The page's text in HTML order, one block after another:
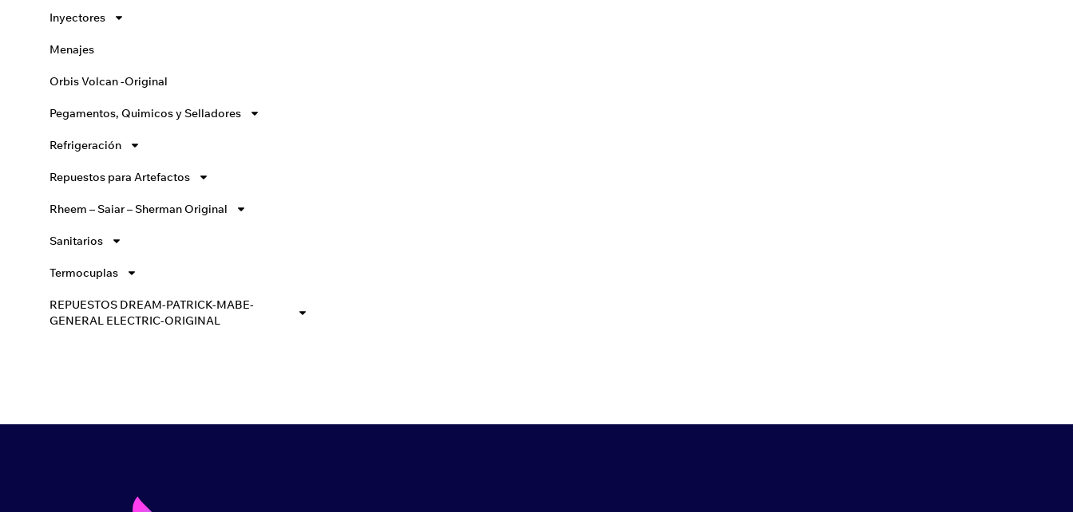
Inyectores
Menajes
Orbis Volcan -Original
Pegamentos, Quimicos y Selladores
Refrigeración
Repuestos para Artefactos
Rheem – Saiar – Sherman Original
Sanitarios
Termocuplas
REPUESTOS DREAM-PATRICK-MABE-
GENERAL ELECTRIC-ORIGINAL